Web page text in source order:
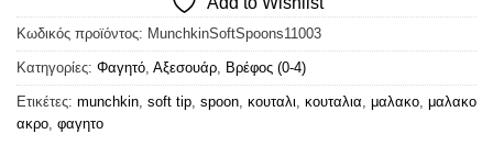
Κωδικός προϊόντος: MunchkinSoftSpoons11003
Κατηγορίες: Φαγητό Αξεσουάρ Βρέφος (0-4)
Ετικέτες: munchkin soft tip spoon κουταλι κουταλια μαλακο μαλακο
ακρο φαγητο